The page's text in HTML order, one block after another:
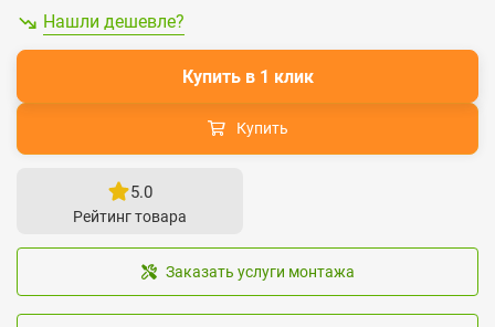
Нашли дешевле?
Купить
Купить в 1 клик
5.0
Рейтинг товара
Заказать услуги монтажа